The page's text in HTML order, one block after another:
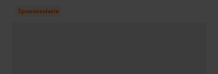
Spouwisolatie